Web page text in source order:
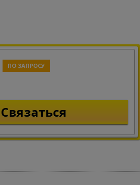
ПО ЗАПРОСУ
Связаться